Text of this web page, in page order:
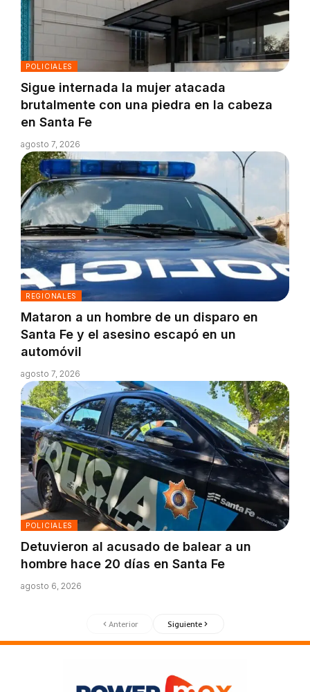
POLICIALES
Sigue internada la mujer atacada
brutalmente con una piedra en la cabeza
en Santa Fe
agosto 7, 2026
REGIONALES
Mataron a un hombre de un disparo en
Santa Fe y el asesino escapó en un
automóvil
agosto 7, 2026
POLICIALES
Detuvieron al acusado de balear a un
hombre hace 20 días en Santa Fe
agosto 6, 2026
Anterior Siguiente